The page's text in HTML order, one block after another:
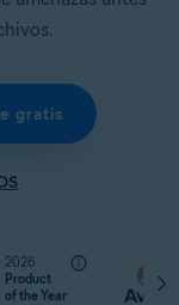
gratis
2026
Product
of the Year